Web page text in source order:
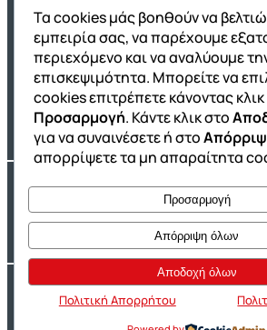
Όμιλος ΔΙΑΚΡΟΤΗΜΑ
Σχολική Μελέτη After
Εκδόσεις
Franchise
Copyright® 2004 –2026Εκπαιδευτικός
Γ.Ε.Μ.Η.: 54967109000.
Oceancube – Hosted by
Ιδιωτικότητα Πολιτική
Τα cookies μάς βοηθούν να
εμπειρία σας, να παρέχουμε
περιεχόμενο και να αναλύουμε
επισκεψιμότητα. Μπορείτε να
cookies επιτρέπετε κάνοντας
Προσαρμογή. Κάντε κλικ στο
για να συναινέσετε ή στο
απορρίψετε τα μη απαραίτητα
Προσαρμογή
Απόρριψη όλων
Αποδοχή όλων
Πολιτική Απορρήτου